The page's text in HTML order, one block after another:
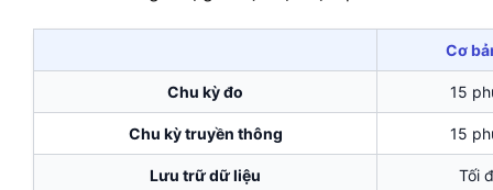
Cơ
Chu kỳ đo 15
Chu kỳ truyền thông 15
Lưu trữ dữ liệu Tối